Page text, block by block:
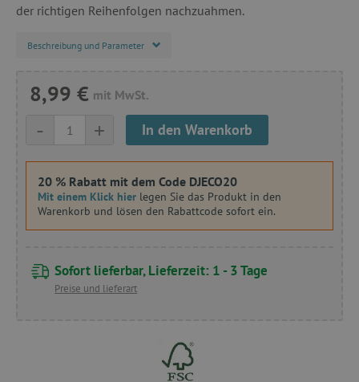
der richtigen Reihenfolgen nachzuahmen.
Beschreibung und Parameter
8,99 € mit MwSt.
+
- In den Warenkorb
20 % Rabatt mit dem Code DJECO20
Mit einem Klick hier legen Sie das Produkt in den
Warenkorb und lösen den Rabattcode sofort ein.
Sofort lieferbar, Lieferzeit: 1 - 3 Tage
Preise und lieferart